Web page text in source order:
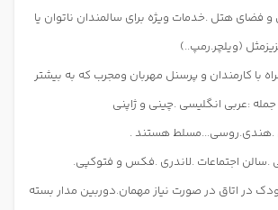
اتاق و فضای هتل .خدمات ویژه برای سالمندان ناتوان یا
(ویلچر.رمپ..)
همراه با کارمندان و پرسنل مهربان ومجرب که به بیشتر
جمله :عربی انگلیسی .چینی و ژاپنی
.هندی.روسی...مسلط هستند .
.سالن اجتماعات .لاندری .فکس و فتوکپی.
در اتاق در صورت نیاز مهمان.دوربین مدار بسته